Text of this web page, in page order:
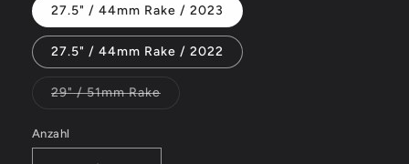
27.5" / 44mm Rake / 2023
27.5" / 44mm Rake / 2022
29" / 51mm RakeVariante
Anzahl